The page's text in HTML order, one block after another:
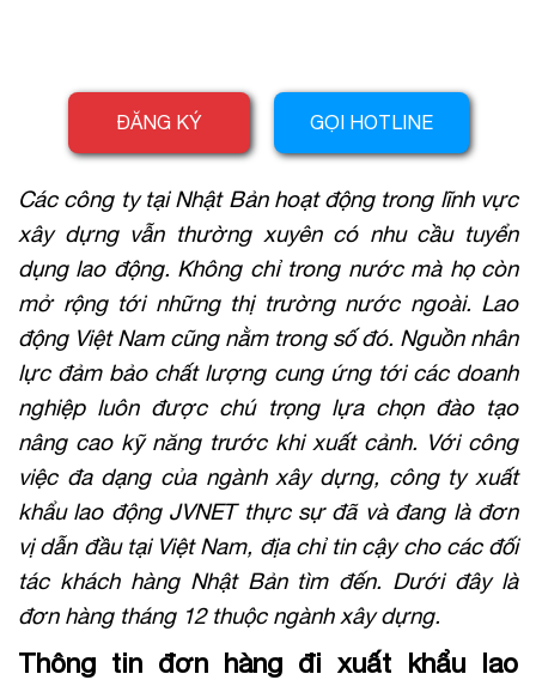
ĐĂNG KÝ GỌI HOTLINE
Các công ty tại Nhật Bản hoạt động trong lĩnh vực
xây dựng vẫn thường xuyên có nhu cầu tuyển
dụng lao động. Không chỉ trong nước mà họ còn
mở rộng tới những thị trường nước ngoài. Lao
động Việt Nam cũng nằm trong số đó. Nguồn nhân
lực đảm bảo chất lượng cung ứng tới các doanh
nghiệp luôn được chú trọng lựa chọn đào tạo
nâng cao kỹ năng trước khi xuất cảnh. Với công
việc đa dạng của ngành xây dựng, công ty xuất
khẩu lao động JVNET thực sự đã và đang là đơn
vị dẫn đầu tại Việt Nam, địa chỉ tin cậy cho các đối
tác khách hàng Nhật Bản tìm đến. Dưới đây là
đơn hàng tháng 12 thuộc ngành xây dựng.
Thông tin đơn hàng đi xuất khẩu lao